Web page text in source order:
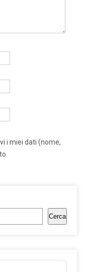
i miei dati (nome,
Cerca